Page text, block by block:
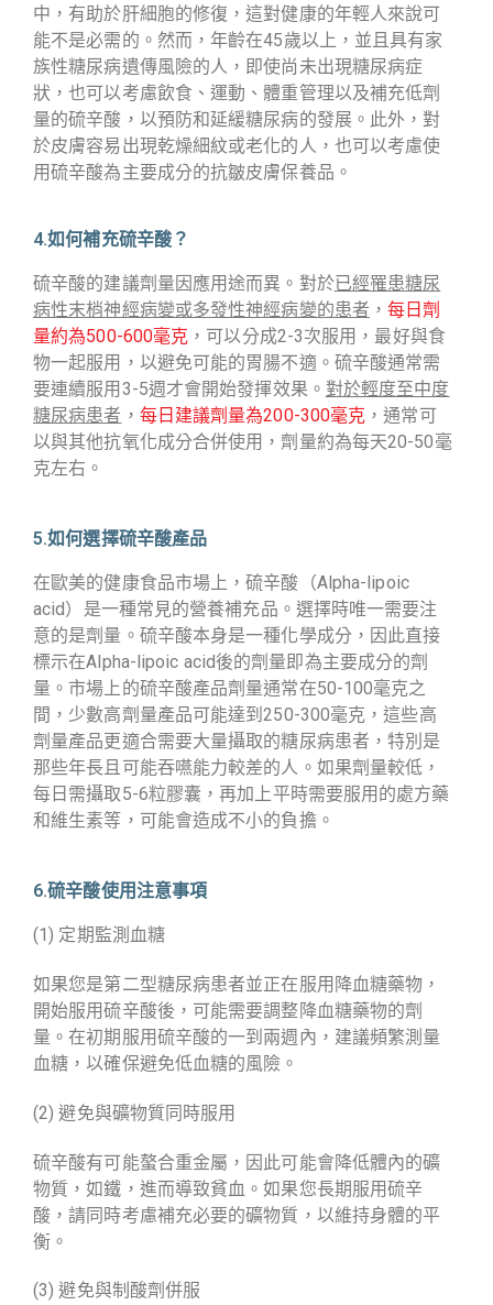
中，有助於肝細胞的修復，這對健康的年輕人來說可
能不是必需的。然而，年齡在45歲以上，並且具有家
族性糖尿病遺傳風險的人，即使尚未出現糖尿病症
狀，也可以考慮飲食、運動、體重管理以及補充低劑
量的硫辛酸，以預防和延緩糖尿病的發展。此外，對
於皮膚容易出現乾燥細紋或老化的人，也可以考慮使
用硫辛酸為主要成分的抗皺皮膚保養品。
4.如何補充硫辛酸？
硫辛酸的建議劑量因應用途而異。對於已經罹患糖尿
病性末梢神經病變或多發性神經病變的患者 ，每日劑
量約為500-600毫克 ，可以分成2-3次服用，最好與食
物一起服用，以避免可能的胃腸不適。 硫辛酸通常需
要連續服用3-5週才會開始發揮效果。 對於輕度至中度
糖尿病患者 ， 每日建議劑量為200-300毫克 ，通常可
以與其他抗氧化成分合併使用，劑量約為每天20-50毫
克左右。
5.如何選擇硫辛酸產品
在歐美的健康食品市場上，硫辛酸（Alpha-lipoic
acid）是一種常見的營養補充品。選擇時唯一需要注
意的是劑量。硫辛酸本身是一種化學成分，因此直接
標示在Alpha-lipoic acid後的劑量即為主要成分的劑
量。市場上的硫辛酸產品劑量通常在50-100毫克之
間，少數高劑量產品可能達到250-300毫克，這些高
劑量產品更適合需要大量攝取的糖尿病患者，特別是
那些年長且可能吞嚥能力較差的人。如果劑量較低，
每日需攝取5-6粒膠囊，再加上平時需要服用的處方藥
和維生素等，可能會造成不小的負擔。
6.硫辛酸使用注意事項
(1) 定期監測血糖
如果您是第二型糖尿病患者並正在服用降血糖藥物，
開始服用硫辛酸後，可能需要調整降血糖藥物的劑
量。在初期服用硫辛酸的一到兩週內，建議頻繁測量
血糖，以確保避免低血糖的風險。
(2) 避免與礦物質同時服用
硫辛酸有可能螯合重金屬，因此可能會降低體內的礦
物質，如鐵，進而導致貧血。如果您長期服用硫辛
酸，請同時考慮補充必要的礦物質，以維持身體的平
衡。
(3) 避免與制酸劑併服